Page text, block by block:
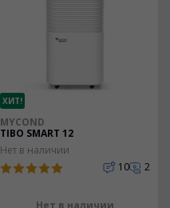
ХИТ!
MYCOND
TIBO SMART 12
Нет в наличии
10
2
Нет в наличии